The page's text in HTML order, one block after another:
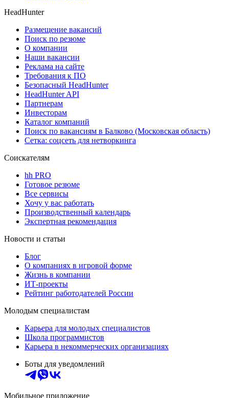
HeadHunter
Размещение вакансий
Поиск по резюме
О компании
Наши вакансии
Реклама на сайте
Требования к ПО
Безопасный HeadHunter
HeadHunter API
Партнерам
Инвесторам
Каталог компаний
Поиск по вакансиям в Балково (Московская область)
Сетка: соцсеть для нетворкинга
Соискателям
hh PRO
Готовое резюме
Все сервисы
Хочу у вас работать
Производственный календарь
Экспертная рекомендация
Новости и статьи
Блог
О компаниях в игровой форме
Жизнь в компании
ИТ-проекты
Рейтинг работодателей России
Молодым специалистам
Карьера для молодых специалистов
Школа программистов
Карьера в некоммерческих организациях
Боты для уведомлений
Мобильное приложение